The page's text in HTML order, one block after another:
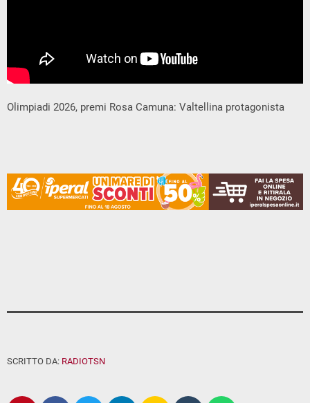
Olimpiadi 2026, premi Rosa Camuna: Valtellina protagonista
SCRITTO DA: RADIOTSN